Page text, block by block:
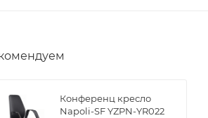
Конференц кресло
Napoli-SF YZPN-YR022